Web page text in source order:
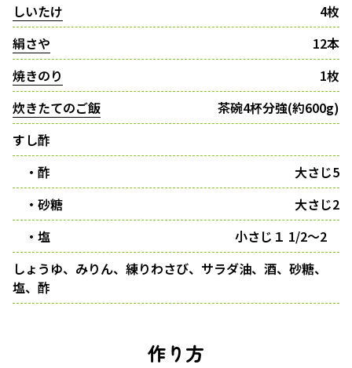
しいたけ
4枚
絹さや
12本
焼きのり
1枚
炊きたてのご飯
茶碗4杯分強(約600g)
すし酢
・酢
大さじ5
・砂糖
大さじ2
・塩
小さじ１ 1/2〜2
しょうゆ、みりん、練りわさび、サラダ油、酒、砂糖、
塩、酢
作り方